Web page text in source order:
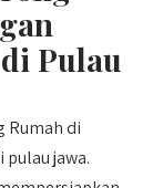
Pulau
Rumah di
jawa.